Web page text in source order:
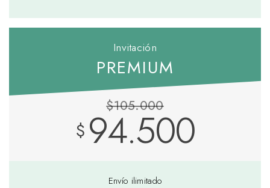
Invitación
PREMIUM
$105.000
$ 94.500
Envío ilimitado